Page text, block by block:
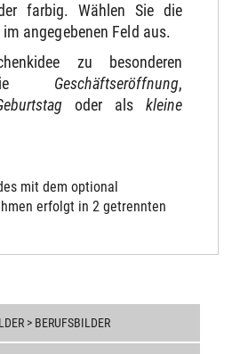
farbig. Wählen Sie die
angegebenen Feld aus.
zu besonderen
Geschäftseröffnung,
oder als kleine
mit dem optional
erfolgt in 2 getrennten
> BERUFSBILDER